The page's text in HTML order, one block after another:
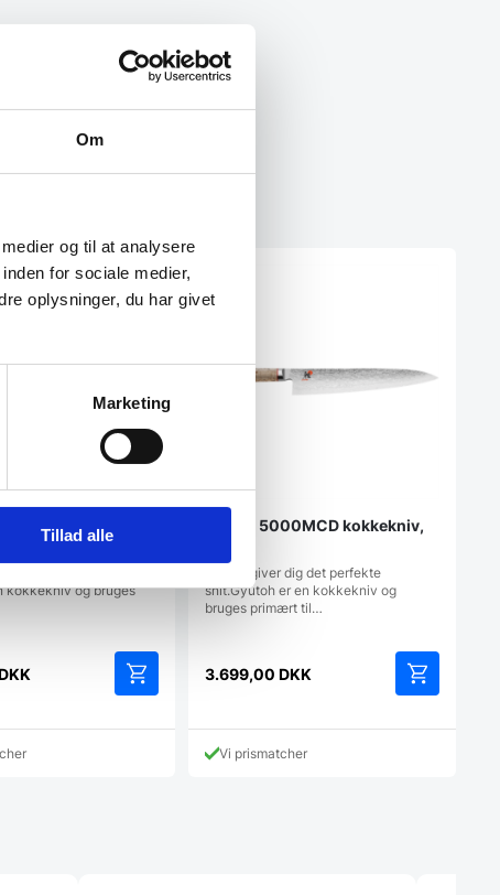
Om
og til at analysere
for sociale medier,
oplysninger, du har givet
Marketing
Tillad alle
20 cm kniv,
133 lag stål
kokkekniv og bruges
Miyabi 5000MCD kokkekniv,
Miyabi giver dig det perfekte
snit.Gyutoh er en kokkekniv og
bruges primært til…
3.699,00 DKK
Vi prismatcher